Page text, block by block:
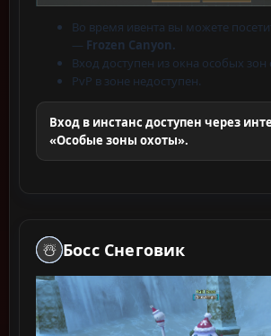
Во время ивента вы можете
— Frozen Canyon.
Вход доступен из окна особых зон
PvP в зоне недоступен.
Вход в инстанс доступен через
«Особые зоны охоты».
☃️ Босс Снеговик